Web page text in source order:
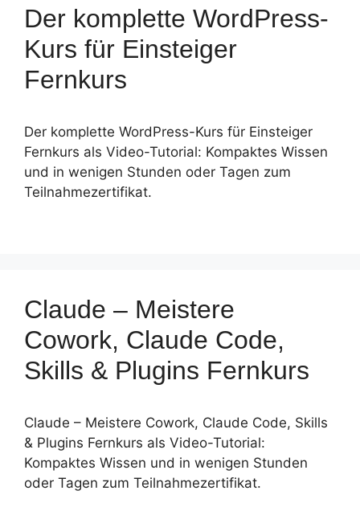
Der komplette WordPress-
Kurs für Einsteiger
Fernkurs
Der komplette WordPress-Kurs für Einsteiger
Fernkurs als Video-Tutorial: Kompaktes Wissen
und in wenigen Stunden oder Tagen zum
Teilnahmezertifikat.
Claude – Meistere
Cowork, Claude Code,
Skills & Plugins Fernkurs
Claude – Meistere Cowork, Claude Code, Skills
& Plugins Fernkurs als Video-Tutorial:
Kompaktes Wissen und in wenigen Stunden
oder Tagen zum Teilnahmezertifikat.